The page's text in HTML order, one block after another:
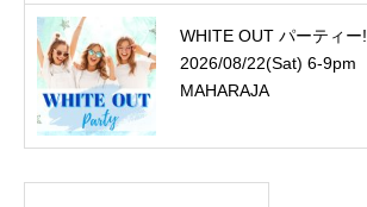
WHITE OUT パーティー!
2026/08/22(Sat) 6-9pm
MAHARAJA